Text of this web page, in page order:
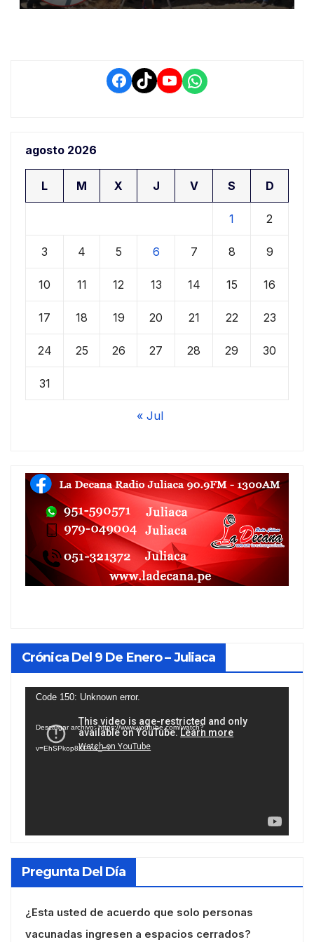
conductores
Facebook
TikTokYouTube
WhatsApp
agosto 2026
L M X J V S D
1 2
3 4 5 6 7 8 9
10 11 12 13 14 15 16
17 18 19 20 21 22 23
24 25 26 27 28 29 30
31
« Jul
Crónica Del 9 De Enero – Juliaca
Reproductor
vídeo
Code 150: Unknown error.
Descargar archivo: https://www.youtube.com/watch?
v=EhSPkop8KPY&_=1
Pregunta Del Día
¿Esta usted de acuerdo que solo personas
vacunadas ingresen a espacios cerrados?